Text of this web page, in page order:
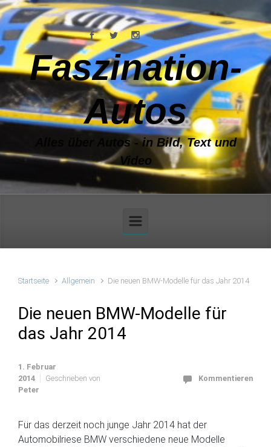
Zum Hauptinhalt springen
Faszination-
Autos
Alles über Autos - in Bild, Text und
Video
Startseite Allgemein Die neuen BMW-Modelle für das Jahr 2014
Die neuen BMW-Modelle für
das Jahr 2014
1. Februar
2014
Geschrieben von
Peter
Kommentieren
Für das derzeit noch junge Jahr 2014 hat der
Automobilriese BMW verschiedene neue Modelle